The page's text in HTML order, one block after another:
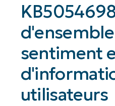
sentiment
utilisateurs